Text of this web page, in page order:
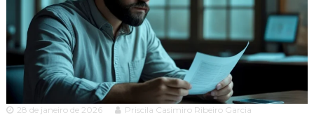
c
a
A
d
v
o
ã
P
u
l
o
e
s
28 de janeiro de 2026 Priscila Casimiro Ribeiro Garcia